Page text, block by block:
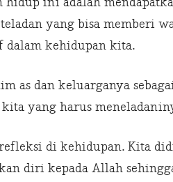
yang bisa memberi
dalam kehidupan kita.
as dan keluarganya
yang harus
di kehidupan. Kita
diri kepada Allah